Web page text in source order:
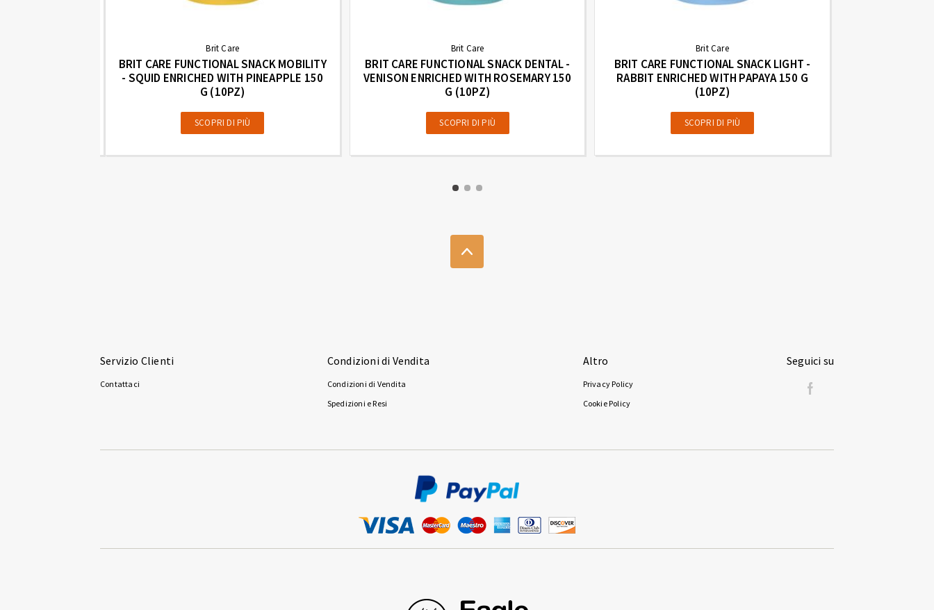
Brit Care
BRIT CARE FUNCTIONAL SNACK MOBILITY
- SQUID ENRICHED WITH PINEAPPLE 150
G (10PZ)
SCOPRI DI PIÙ
Brit Care
BRIT CARE FUNCTIONAL SNACK DENTAL -
VENISON ENRICHED WITH ROSEMARY 150
G (10PZ)
SCOPRI DI PIÙ
Brit Care
BRIT CARE FUNCTIONAL SNACK LIGHT -
RABBIT ENRICHED WITH PAPAYA 150 G
(10PZ)
SCOPRI DI PIÙ
Servizio Clienti
Contattaci
Condizioni di Vendita
Condizioni di Vendita
Spedizioni e Resi
Altro
Privacy Policy
Cookie Policy
Seguici su